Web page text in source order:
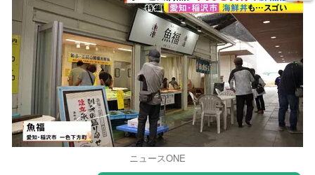
ニュースONE